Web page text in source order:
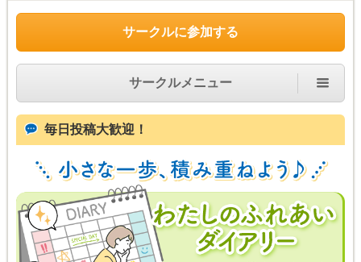
サークルに参加する
サークルメニュー
毎日投稿大歓迎！